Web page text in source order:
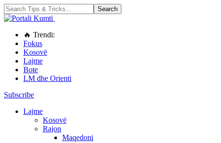
🔥 Trendi:
Fokus
Kosovë
Lajme
Bote
LM dhe Orienti
Subscribe
Lajme
Kosovë
Rajon
Maqedoni